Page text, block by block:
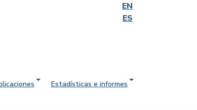
EN
ES
Estadísticas e informes